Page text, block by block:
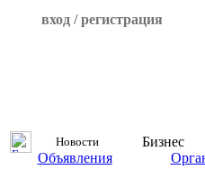
вход / регистрация
Новости Бизнес
Объявления